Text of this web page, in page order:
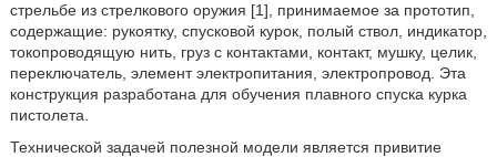
стрельбе из стрелкового оружия [1], принимаемое за прототип,
содержащие: рукоятку, спусковой курок, полый ствол, индикатор,
токопроводящую нить, груз с контактами, контакт, мушку, целик,
переключатель, элемент электропитания, электропровод. Эта
конструкция разработана для обучения плавного спуска курка
пистолета.
Технической задачей полезной модели является привитие